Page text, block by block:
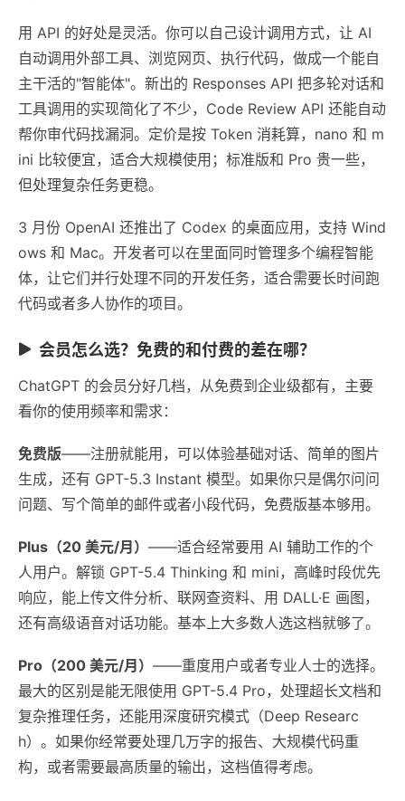
用 API 的好处是灵活。你可以自己设计调用方式，让 AI
自动调用外部工具、浏览网页、执行代码，做成一个能自
主干活的"智能体"。新出的 Responses API 把多轮对话和
工具调用的实现简化了不少，Code Review API 还能自动
帮你审代码找漏洞。定价是按 Token 消耗算，nano 和 m
ini 比较便宜，适合大规模使用；标准版和 Pro 贵一些，
但处理复杂任务更稳。
3 月份 OpenAI 还推出了 Codex 的桌面应用，支持 Wind
ows 和 Mac。开发者可以在里面同时管理多个编程智能
体，让它们并行处理不同的开发任务，适合需要长时间跑
代码或者多人协作的项目。
会员怎么选？免费的和付费的差在哪？
ChatGPT 的会员分好几档，从免费到企业级都有，主要
看你的使用频率和需求：
免费版——注册就能用，可以体验基础对话、简单的图片
生成，还有 GPT-5.3 Instant 模型。如果你只是偶尔问问
问题、写个简单的邮件或者小段代码，免费版基本够用。
Plus（20 美元/月） ——适合经常要用 AI 辅助工作的个
人用户。解锁 GPT-5.4 Thinking 和 mini，高峰时段优先
响应，能上传文件分析、联网查资料、用 DALL·E 画图，
还有高级语音对话功能。基本上大多数人选这档就够了。
Pro（200 美元/月） ——重度用户或者专业人士的选择。
最大的区别是能无限使用 GPT-5.4 Pro，处理超长文档和
复杂推理任务，还能用深度研究模式（Deep Researc
h）。如果你经常要处理几万字的报告、大规模代码重
构，或者需要最高质量的输出，这档值得考虑。